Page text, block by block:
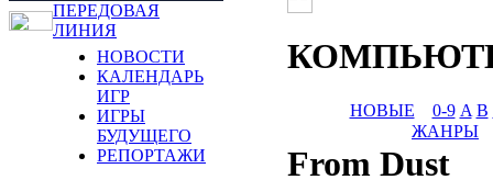
ПЕРЕДОВАЯ
ЛИНИЯ
НОВОСТИ
КАЛЕНДАРЬ
ИГР
ИГРЫ
БУДУЩЕГО
РЕПОРТАЖИ
НОВЫЕ 0-9 A B
ЖАНРЫ
From Dust